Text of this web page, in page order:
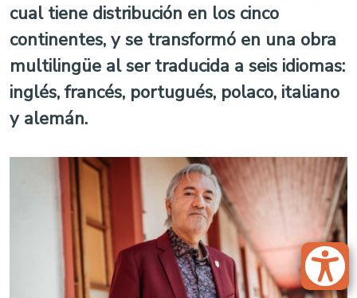
cual tiene distribución en los cinco
continentes, y se transformó en una obra
multilingüe al ser traducida a seis idiomas:
inglés, francés, portugués, polaco, italiano
y alemán.